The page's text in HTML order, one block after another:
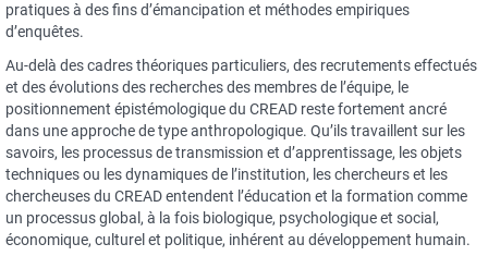
pratiques à des fins d’émancipation et méthodes empiriques
d’enquêtes.
Au-delà des cadres théoriques particuliers, des recrutements effectués
et des évolutions des recherches des membres de l’équipe, le
positionnement épistémologique du CREAD reste fortement ancré
dans une approche de type anthropologique. Qu’ils travaillent sur les
savoirs, les processus de transmission et d’apprentissage, les objets
techniques ou les dynamiques de l’institution, les chercheurs et les
chercheuses du CREAD entendent l’éducation et la formation comme
un processus global, à la fois biologique, psychologique et social,
économique, culturel et politique, inhérent au développement humain.